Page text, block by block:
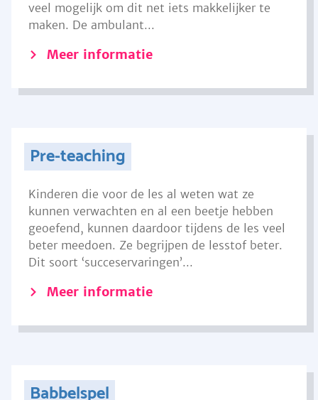
veel mogelijk om dit net iets makkelijker te
maken. De ambulant...
Meer informatie
Pre-teaching
Kinderen die voor de les al weten wat ze
kunnen verwachten en al een beetje hebben
geoefend, kunnen daardoor tijdens de les veel
beter meedoen. Ze begrijpen de lesstof beter.
Dit soort ‘succeservaringen’...
Meer informatie
Babbelspel